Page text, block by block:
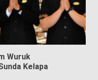
Wuruk
Kelapa